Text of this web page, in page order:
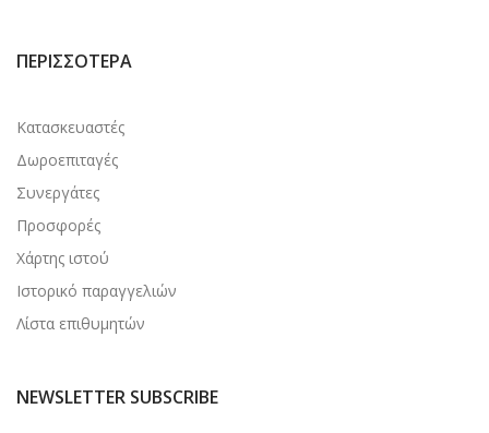
ΠΕΡΙΣΣΌΤΕΡΑ
Κατασκευαστές
Δωροεπιταγές
Συνεργάτες
Προσφορές
Χάρτης ιστού
Ιστορικό παραγγελιών
Λίστα επιθυμητών
NEWSLETTER SUBSCRIBE